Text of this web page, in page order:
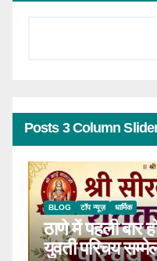
Posts 3 Column
BLOG धार्मिक
Raksha
कब है? जानिए